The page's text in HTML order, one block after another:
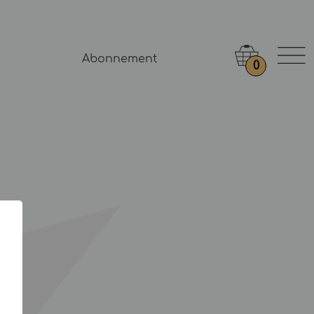
Abonnement
0